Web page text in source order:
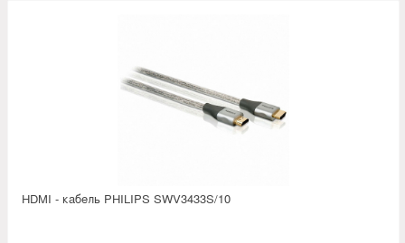
HDMI - кабель PHILIPS SWV3433S/10